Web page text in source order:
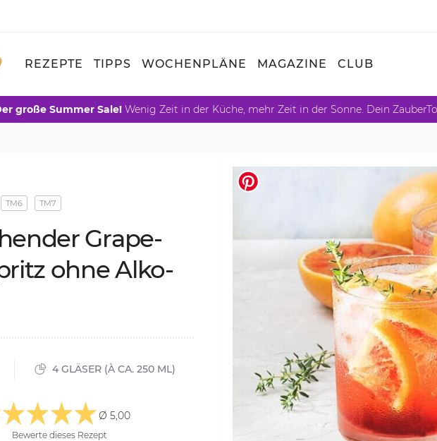
REZEPTE TIPPS WOCHENPLÄNE MAGAZINE CLUB
große Summer Sale! Wenig Zeit in der Küche, mehr Zeit in der Sonne. Dein
TM6 TM7
Gra­pe­
ohne Al­ko­
4 GLÄSER (À CA. 250 ML)
Ø 5,00
Bewerte dieses Rezept